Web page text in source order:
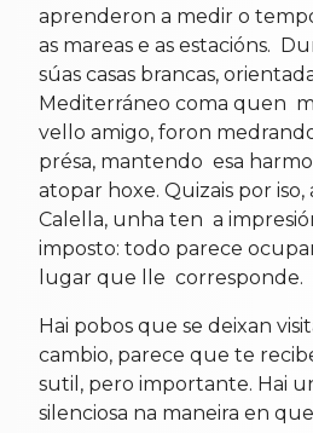
aprenderon a medir o
as mareas e as estacións.
súas casas brancas,
Mediterráneo coma quen
vello amigo, foron
présa, mantendo esa
atopar hoxe. Quizais por iso,
Calella, unha ten a
imposto: todo parece
lugar que lle corresponde.
Hai pobos que se deixan
cambio, parece que te
sutil, pero importante. Hai
silenciosa na maneira en